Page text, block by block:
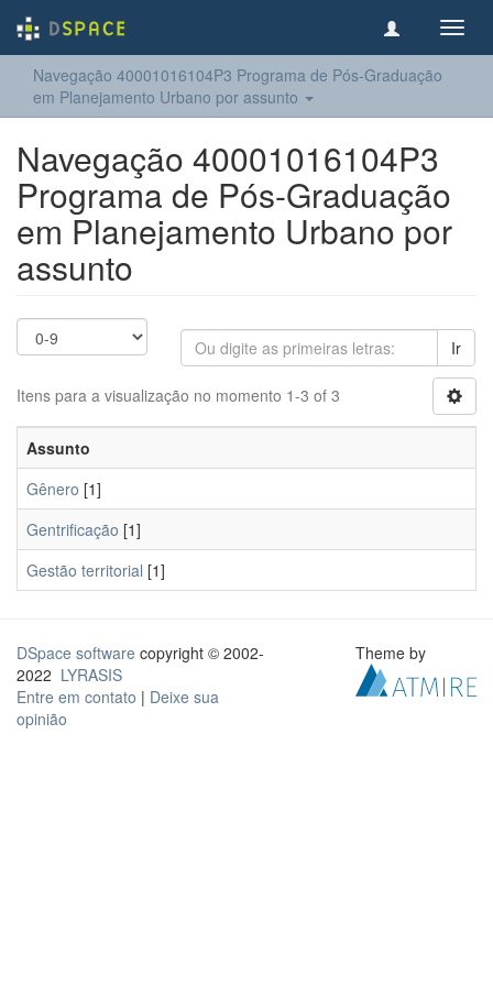
Navegação 40001016104P3 Programa de Pós-Graduação
em Planejamento Urbano por assunto
Navegação 40001016104P3
Programa de Pós-Graduação
em Planejamento Urbano por
assunto
Ir
Itens para a visualização no momento 1-3 of 3
Assunto
Gênero [1]
Gentrificação [1]
Gestão territorial [1]
DSpace software copyright © 2002-
2022 LYRASIS
Entre em contato | Deixe sua
opinião
Theme by